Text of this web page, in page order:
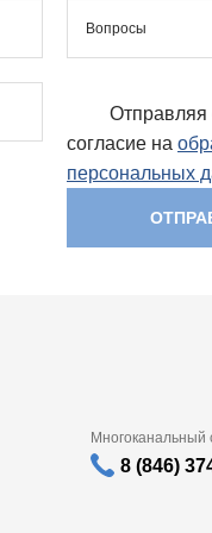
Вопросы
согласие на
персональных
Многоканальный
8 (846)